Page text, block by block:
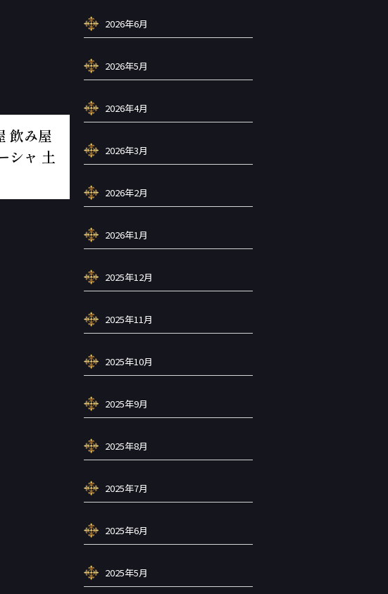
飲み屋
シャ 土
2026年6月
2026年5月
2026年4月
2026年3月
2026年2月
2026年1月
2025年12月
2025年11月
2025年10月
2025年9月
2025年8月
2025年7月
2025年6月
2025年5月